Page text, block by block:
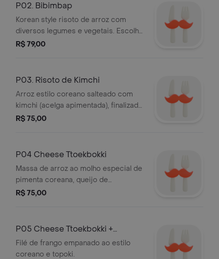
P02. Bibimbap
Korean style risoto de arroz com
diversos legumes e vegetais. Escolha
sua proteína preferida e molho entre
R$ 79,00
P03. Risoto de Kimchi
Arroz estilo coreano salteado com
kimchi (acelga apimentada), finalizado
com ovo frito.
R$ 75,00
P04 Cheese Ttoekbokki
Massa de arroz ao molho especial de
pimenta coreana, queijo de
mussarela, odeng pedaços de massa
R$ 75,00
P05 Cheese Ttoekbokki +
Chicken Katsu
Filé de frango empanado ao estilo
coreano e topoki.